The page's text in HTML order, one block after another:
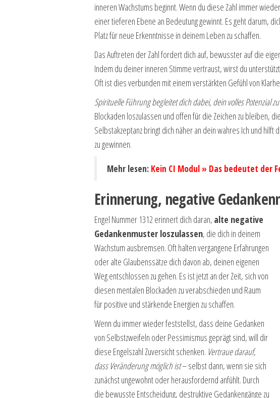
inneren Wachstums beginnt. Wenn du diese Zahl immer
einer tieferen Ebene an Bedeutung gewinnt. Es geht darum,
Platz für neue Erkenntnisse in deinem Leben zu schaffen.
Das Auftreten der Zahl fordert dich auf, bewusster auf die
Indem du deiner inneren Stimme vertraust, wirst du
Oft ist dies verbunden mit einem verstärkten Gefühl von
Spirituelle Führung begleitet dich dabei, dein volles Potenzial
Blockaden loszulassen und offen für die Zeichen zu bleiben,
Selbstakzeptanz bringt dich näher an dein wahres Ich und
zu gewinnen.
Mehr lesen: Kein CI Modul » Das bedeutet der
Erinnerung, negative
Engel Nummer 1312 erinnert dich daran, alte negative
Gedankenmuster loszulassen, die dich in deinem
Wachstum ausbremsen. Oft halten vergangene Erfahrungen
oder alte Glaubenssätze dich davon ab, deinen eigenen
Weg entschlossen zu gehen. Es ist jetzt an der Zeit, sich von
diesen mentalen Blockaden zu verabschieden und Raum
für positive und stärkende Energien zu schaffen.
Wenn du immer wieder feststellst, dass deine Gedanken
von Selbstzweifeln oder Pessimismus geprägt sind, will dir
diese Engelszahl Zuversicht schenken. Vertraue darauf,
dass Veränderung möglich ist– selbst dann, wenn sie sich
zunächst ungewohnt oder herausfordernd anfühlt. Durch
die bewusste Entscheidung, destruktive Gedankengänge zu